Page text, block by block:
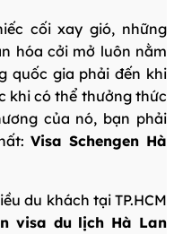
cối xay gió, những
hóa cởi mở luôn nằm
quốc gia phải đến khi
khi có thể thưởng thức
của nó, bạn phải
Visa Schengen Hà
du khách tại TP.HCM
visa du lịch Hà Lan